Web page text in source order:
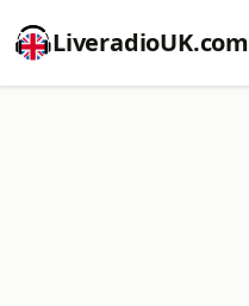
LiveradioUK.com